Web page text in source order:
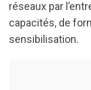
réseaux par
capacités, de
sensibilisation.